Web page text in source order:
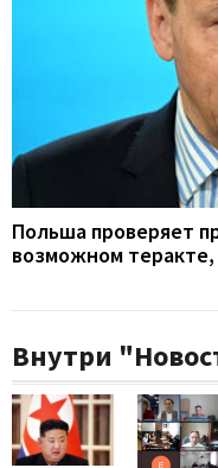
Польша проверяет
возможном
Внутри